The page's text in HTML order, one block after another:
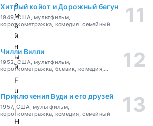
е
м
е
й
н
ы
й
F
u
l
l
H
Хитрый койот и Дорожный бегун
1949, США, мультфильм,
короткометражка, комедия, семейный
Чилли Вилли
1953, США, мультфильм,
короткометражка, боевик, комедия,
Приключения Вуди и его друзей
1957, США, мультфильм,
короткометражка, комедия, семейный